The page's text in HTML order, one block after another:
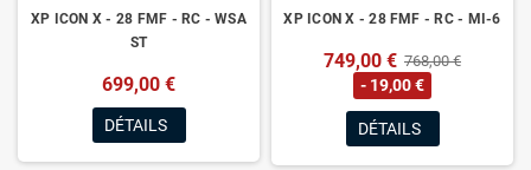
XP ICON X - 28 FMF - RC - WSA
ST
699,00 €
DÉTAILS
XP ICON X - 28 FMF - RC - MI-6
749,00 € 768,00 €
- 19,00 €
DÉTAILS